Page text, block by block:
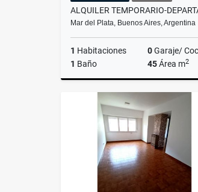
Mar del Plata, Buenos Aires, Argentina
1 Habitaciones 0Garaje/
1 Baño 45Área m2
$11.111